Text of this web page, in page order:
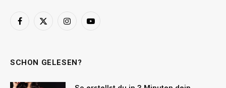
Facebook
X
InstagramYouTube
SCHON GELESEN?